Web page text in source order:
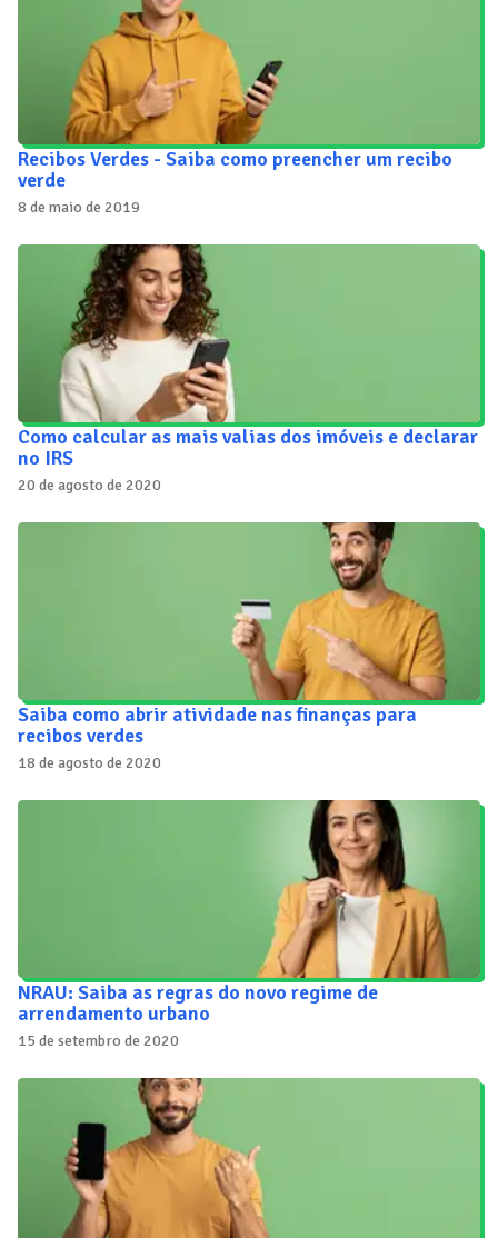
Recibos Verdes - Saiba como preencher um recibo
verde
8 de maio de 2019
Como calcular as mais valias dos imóveis e declarar
no IRS
20 de agosto de 2020
Saiba como abrir atividade nas finanças para
recibos verdes
18 de agosto de 2020
NRAU: Saiba as regras do novo regime de
arrendamento urbano
15 de setembro de 2020